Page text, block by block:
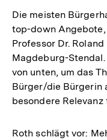
Die meisten
top-down
Professor Dr.
Magdeburg-
von unten, um das
Bürger/die Bürgerin
besondere
Roth schlägt vor: